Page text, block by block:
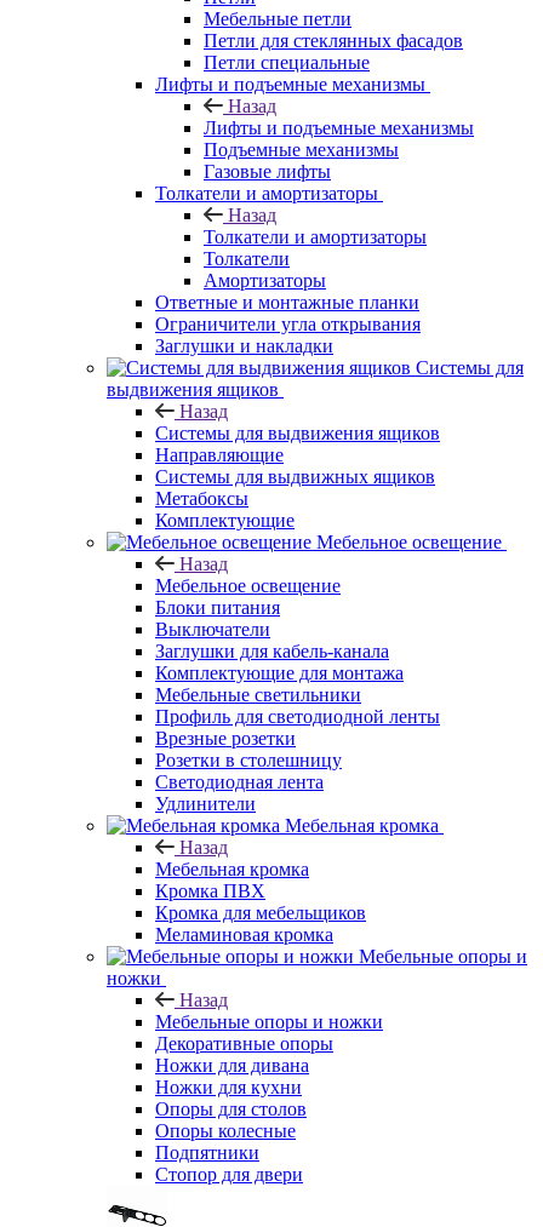
Мебельные петли
Петли для стеклянных фасадов
Петли специальные
Лифты и подъемные механизмы
Назад
Лифты и подъемные механизмы
Подъемные механизмы
Газовые лифты
Толкатели и амортизаторы
Назад
Толкатели и амортизаторы
Толкатели
Амортизаторы
Ответные и монтажные планки
Ограничители угла открывания
Заглушки и накладки
Системы для
выдвижения ящиков
Назад
Системы для выдвижения ящиков
Направляющие
Системы для выдвижных ящиков
Метабоксы
Комплектующие
Мебельное освещение
Назад
Мебельное освещение
Блоки питания
Выключатели
Заглушки для кабель-канала
Комплектующие для монтажа
Мебельные светильники
Профиль для светодиодной ленты
Врезные розетки
Розетки в столешницу
Светодиодная лента
Удлинители
Мебельная кромка
Назад
Мебельная кромка
Кромка ПВХ
Кромка для мебельщиков
Меламиновая кромка
Мебельные опоры и
ножки
Назад
Мебельные опоры и ножки
Декоративные опоры
Ножки для дивана
Ножки для кухни
Опоры для столов
Опоры колесные
Подпятники
Стопор для двери